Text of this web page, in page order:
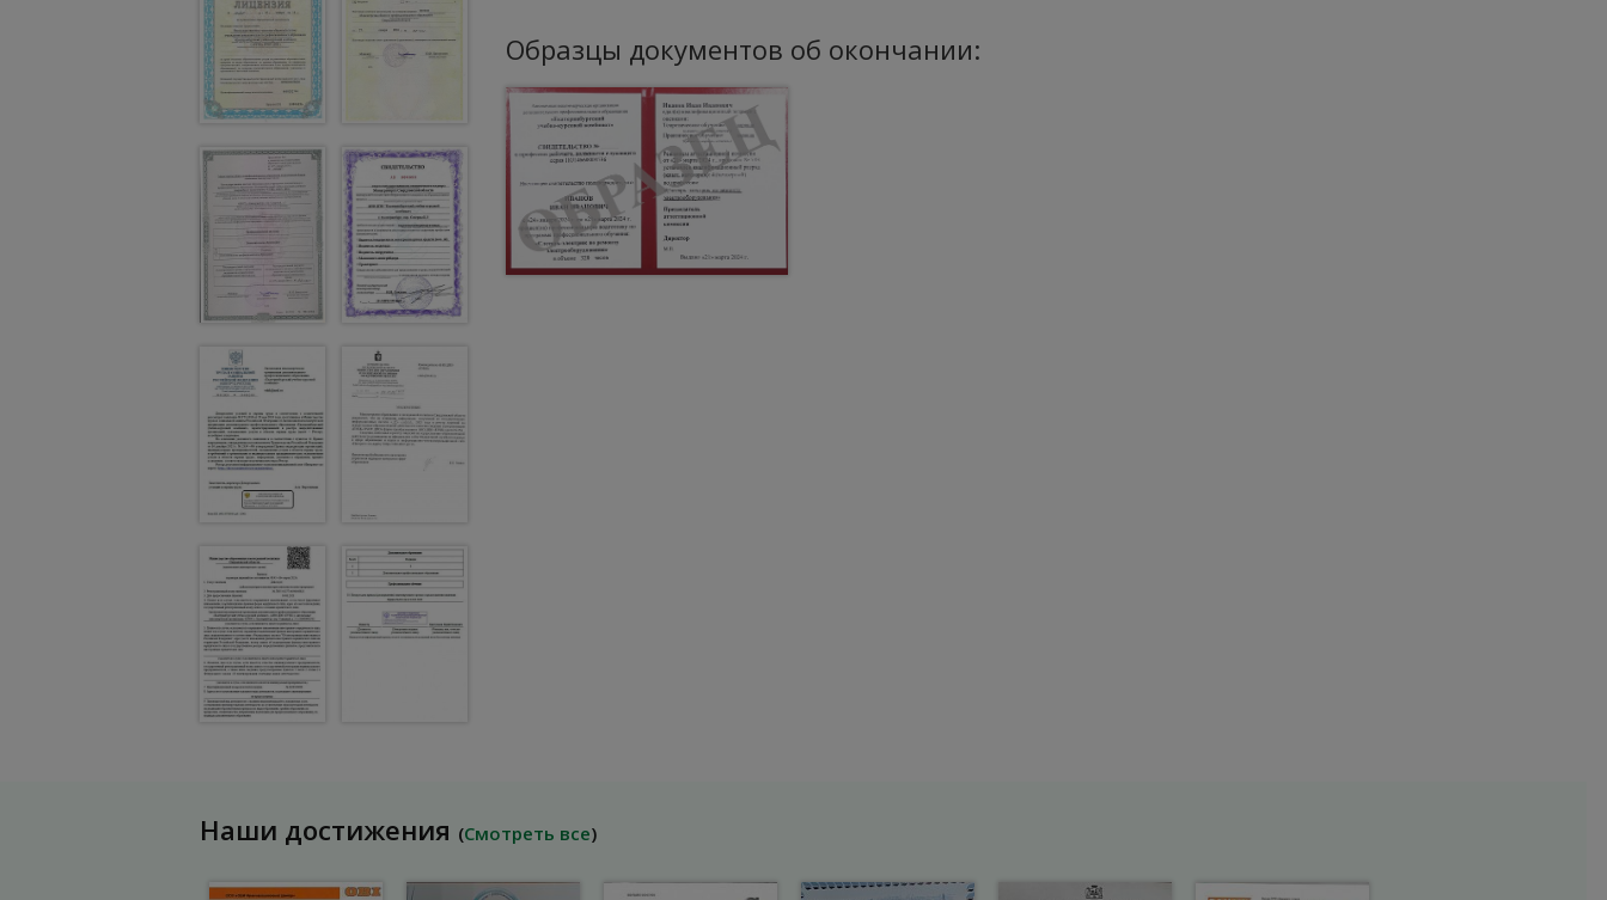
Образцы документов об окончании:
Наши достижения (Смотреть все)